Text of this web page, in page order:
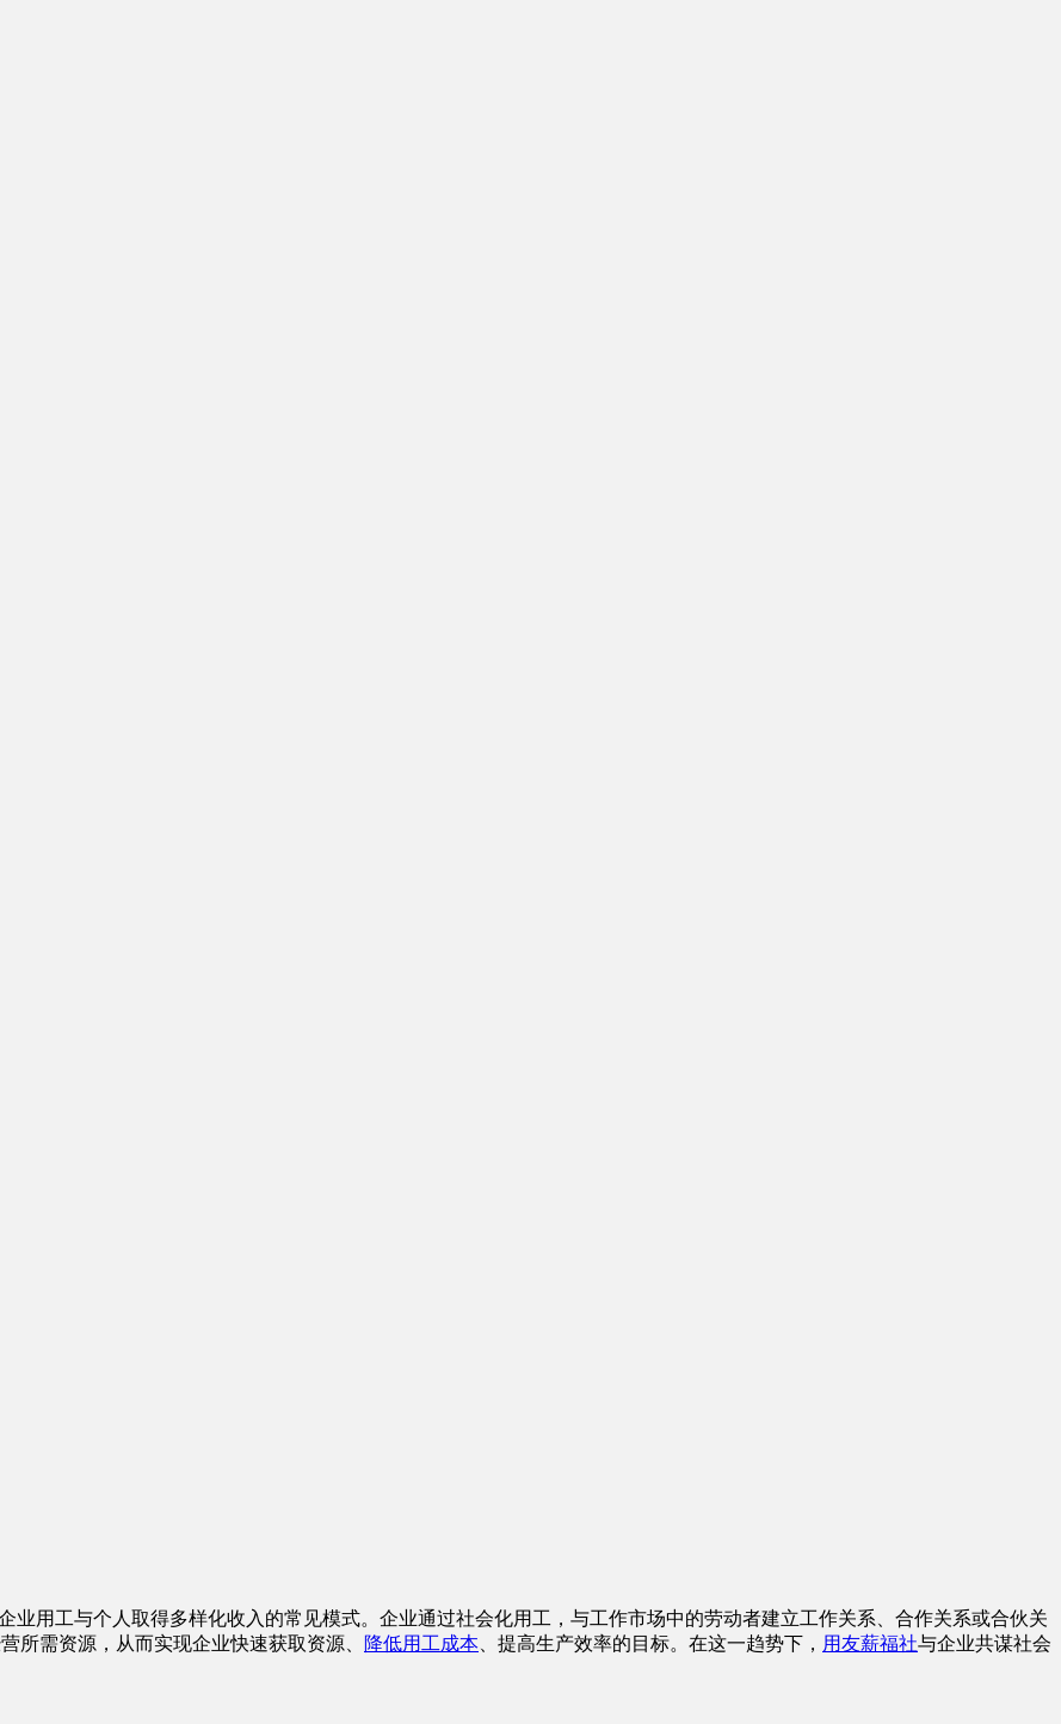
业用工与个人取得多样化收入的常见模式。企业通过社会化用工，与工作市场中的劳动者建立工作关系、合作关系或合伙关
所需资源，从而实现企业快速获取资源、
降低用工成本 、提高生产效率的目标。在这一趋势下， 用友薪福社与企业共谋社会